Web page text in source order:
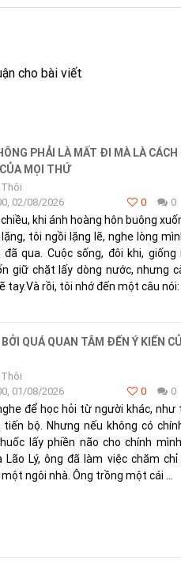
cho bài viết
PHẢI LÀ MẤT ĐI MÀ LÀ
MỌI THỨ
02/08/2026 0 0
khi ánh hoàng hôn buông
tôi ngồi lặng lẽ, nghe lòng
qua. Cuộc sống, đôi khi,
giữ chặt lấy dòng nước, nhưng
tay.Và rồi, tôi nhớ đến một câu nói:
QUÁ QUAN TÂM ĐẾN Ý KIẾN
01/08/2026 0 0
để học hỏi từ người khác, như
bộ. Nhưng nếu không có
lấy phiền não cho chính
Lý, ông đã làm việc chăm
ngôi nhà. Ông trồng một cái ...